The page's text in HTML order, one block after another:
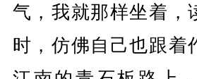
气，我就那样坐着，
时，仿佛自己也跟着